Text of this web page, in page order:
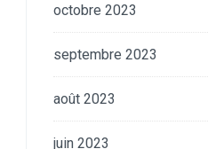
octobre 2023
septembre 2023
août 2023
juin 2023